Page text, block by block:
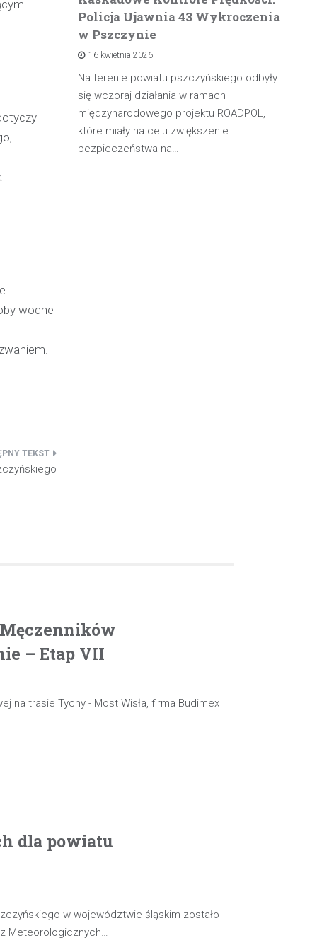
wodne
z
Policja Ujawnia 43 Wykroczenia
w Pszczynie
16 kwietnia 2026
Na terenie powiatu pszczyńskiego odbyły
się wczoraj działania w ramach
międzynarodowego projektu ROADPOL,
które miały na celu zwiększenie
bezpieczeństwa na…
– Etap VII
na trasie Tychy - Most Wisła, firma Budimex
dla powiatu
w województwie śląskim zostało
Meteorologicznych…